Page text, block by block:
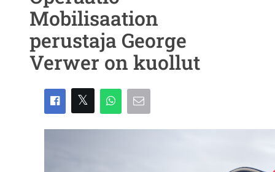
Mobilisaation
perustaja George
Verwer on kuollut